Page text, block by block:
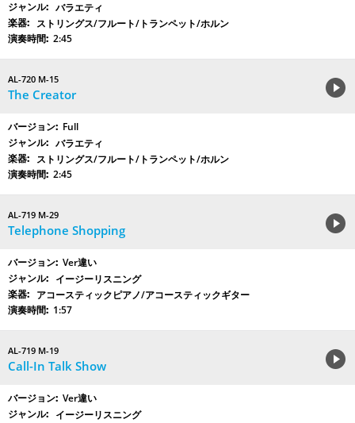
バラエティ
ストリングス/フルート/トランペット/ホルン
2:45
AL-720 M-15
The Creator
Full
バラエティ
ストリングス/フルート/トランペット/ホルン
2:45
AL-719 M-29
Telephone Shopping
Ver違い
イージーリスニング
アコースティックピアノ/アコースティックギター
1:57
AL-719 M-19
Call-In Talk Show
Ver違い
イージーリスニング